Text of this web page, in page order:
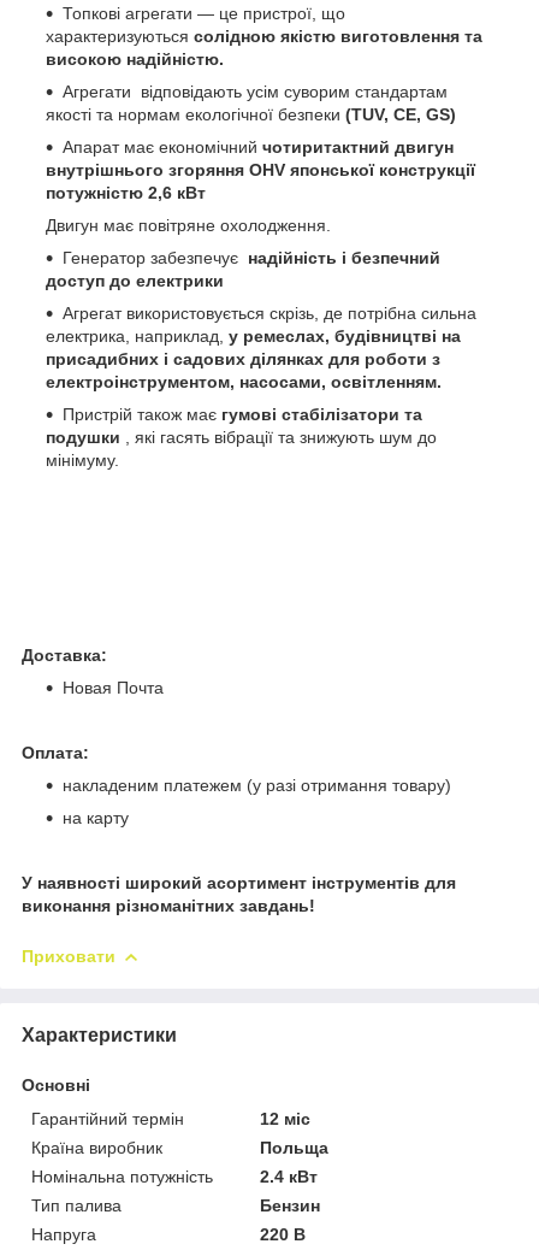
Топкові агрегати — це пристрої, що
характеризуються солідною якістю виготовлення та
високою надійністю.
Агрегати
відповідають усім суворим стандартам
якості та нормам екологічної безпеки (TUV, CE, GS)
Апарат має економічний чотиритактний двигун
внутрішнього згоряння OHV японської конструкції
потужністю 2,6 кВт
Двигун має повітряне охолодження.
Генератор забезпечує надійність і безпечний
доступ до електрики
Агрегат використовується скрізь, де потрібна сильна
електрика, наприклад, у ремеслах, будівництві на
присадибних і садових ділянках для роботи з
електроінструментом, насосами, освітленням.
Пристрій також має гумові стабілізатори та
подушки , які гасять вібрації та знижують шум до
мінімуму.
Доставка:
Новая Почта
Оплата:
накладеним платежем (у разі отримання товару)
на карту
У наявності широкий асортимент інструментів для
виконання різноманітних завдань!
Приховати
Характеристики
Основні
Гарантійний термін
12 міс
Країна виробник
Польща
Номінальна потужність
2.4 кВт
Тип палива
Бензин
Напруга
220 В